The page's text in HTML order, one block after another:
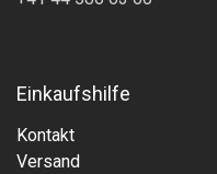
Einkaufshilfe
Kontakt
Versand